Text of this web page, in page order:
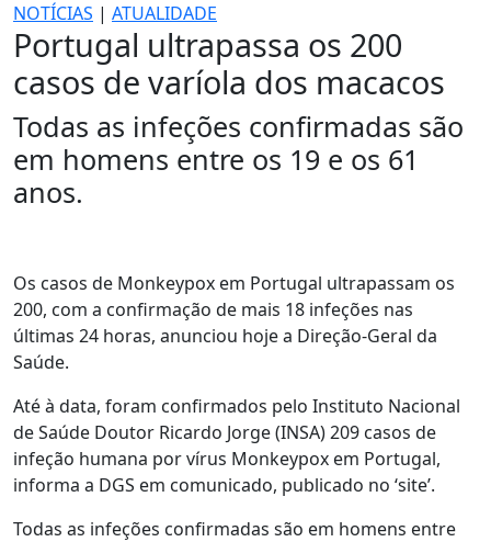
NOTÍCIAS | ATUALIDADE
Portugal ultrapassa os 200
casos de varíola dos macacos
Todas as infeções confirmadas são
em homens entre os 19 e os 61
anos.
Os casos de Monkeypox em Portugal ultrapassam os
200, com a confirmação de mais 18 infeções nas
últimas 24 horas, anunciou hoje a Direção-Geral da
Saúde.
Até à data, foram confirmados pelo Instituto Nacional
de Saúde Doutor Ricardo Jorge (INSA) 209 casos de
infeção humana por vírus Monkeypox em Portugal,
informa a DGS em comunicado, publicado no ‘site’.
Todas as infeções confirmadas são em homens entre